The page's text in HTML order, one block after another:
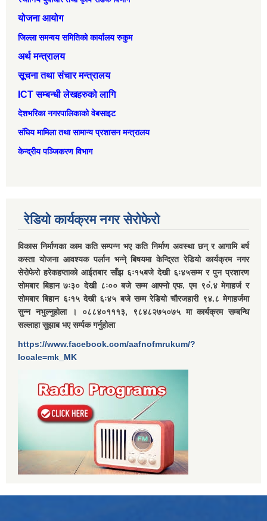
योजना आयोग
जिल्ला समन्वय समितिको कार्यालय रुकुम
अर्थ मन्त्रालय
सूचना तथा संचार मन्त्रालय
ICT सम्बन्धी लेखहरुको लागि
देशभरिका नगरपालिकाको वेबसाइट
संघिय मामिला तथा सामान्‍य प्रशासन मन्त्रालय
केन्द्रीय पञ्जिकरण विभाग
रेडियो कार्यक्रम नगर सेरोफेरो
विकास निर्माणका काम कति सम्पन्न भए कति निर्माण अवस्था छन् र आगामि बर्ष
कस्ता योजना आवश्यक पर्लान भन्ने् बिषयमा केन्द्रित रेडियो कार्यक्रम नगर
सेरोफेरो हरेकहप्ताको आईतबार साँझ ६ः१५बजे देखी ६ः४५सम्म र पुन प्रशारण
सोमबार बिहान ७ः३० देखी ८ः०० बजे सम्म आफ्नो एफ. एम ९०ं.४ मेगाहर्ज र
सोमबार बिहान ६ः१५ देखी ६ः४५ बजे सम्म रेडियो चौरजहारी ९४.८ मेगाहर्जमा
सुन्न नभुल्नुहोला । ०८८४०१११३, ९८४८२७५०७५ मा कार्यक्रम सम्बन्धि
सल्लाहा सुझाब भए सर्म्पक गर्नुहोला
https://www.facebook.com/aafnofmrukum/?
locale=mk_MK